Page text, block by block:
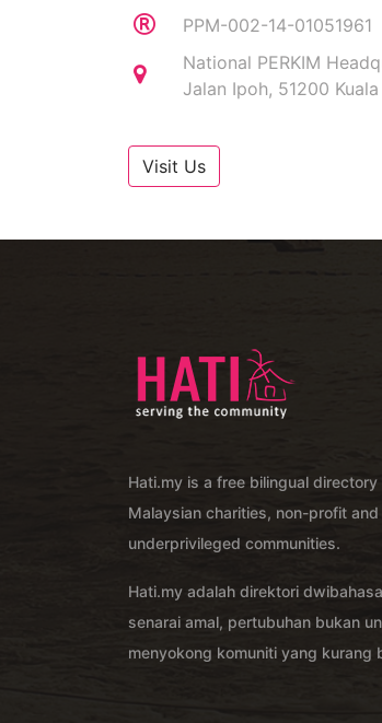
PPM-002-14-01051961
National PERKIM
Jalan Ipoh, 51200
Visit Us
Hati.my is a free bilingual
Malaysian charities, non-profit
underprivileged communities.
Hati.my adalah direktori
senarai amal, pertubuhan bukan
menyokong komuniti yang kurang